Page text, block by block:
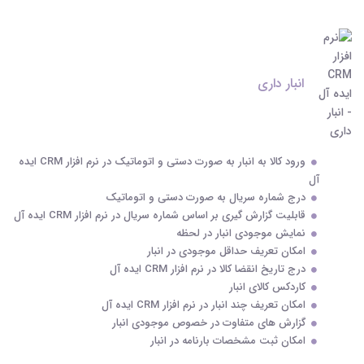
انبار داری
ورود کالا به انبار به صورت دستی و اتوماتیک در نرم افزار CRM ایده
آل
درج شماره سریال به صورت دستی و اتوماتیک
قابلیت گزارش گیری بر اساس شماره سریال در نرم افزار CRM ایده آل
نمایش موجودی انبار در لحظه
امکان تعریف حداقل موجودی در انبار
درج تاریخ انقضا کالا در نرم افزار CRM ایده آل
کاردکس کالای انبار
امکان تعریف چند انبار در نرم افزار CRM ایده آل
گزارش های متفاوت در خصوص موجودی انبار
امکان ثبت مشخصات بارنامه در انبار